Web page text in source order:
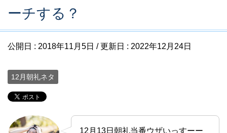
ーチする？
公開日 : 2018年11月5日 / 更新日 : 2022年12月24日
12月朝礼ネタ
12月13日朝礼当番ウザいっすーー